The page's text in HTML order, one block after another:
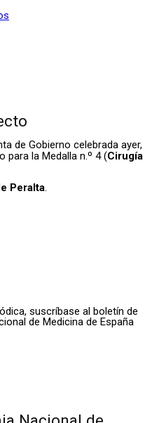
de Gobierno celebrada ayer,
para la Medalla n.º 4 (Cirugía
Peralta.
suscríbase al boletín de
de Medicina de España